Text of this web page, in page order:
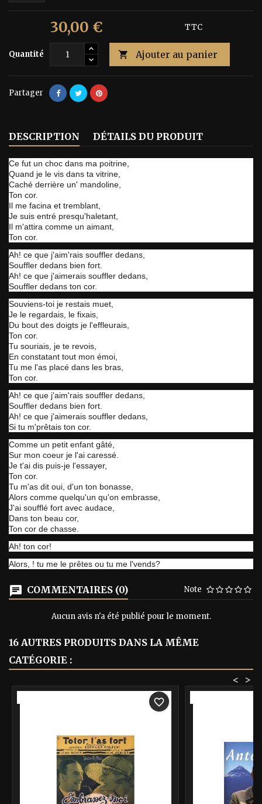
30,00 € TTC
Quantité  Ajouter au panier
Partager
DESCRIPTION DÉTAILS DU PRODUIT
Ce fut un choc dans ma poitrine,
Quand je le vis dans ta vitrine,
Caché derrière un' mandoline,
Ton cor.
Il me facina et tremblant,
Je suis entré presqu'haletant,
Il m'attira comme un aimant,
Ton cor.
Ah! ce que j'aim'rais souffler dedans,
Souffler dedans bien fort.
Ah! ce que j'aimerais souffler dedans,
Souffler dedans ton cor.
Souviens-toi je restais muet,
Je le regardais, le fixais,
Du bout des doigts je l'effleurais,
Ton cor.
Tu souriais, je te revois,
En constatant tout mon émoi,
Tu me l'as placé dans les bras,
Ton cor.
Ah! ce que j'aim'rais souffler dedans,
Souffler dedans bien fort.
Ah! ce que j'aimerais souffler dedans,
Si tu m'prêtais ton cor.
Comme un petit enfant gâté,
Sur mon coeur je l'ai caressé.
Je t'ai dis puis-je l'essayer,
Ton cor.
Tu m'as dit oui, d'un ton bonasse,
Alors comme quelqu'un qu'on embrasse,
J'ai soufflé fort avec audace,
Dans ton beau cor,
Ton cor de chasse.
Ah! ton cor!
Alors, ! tu me le prêtes ou tu me l'vends?
COMMENTAIRES (0) Note
Aucun avis n'a été publié pour le moment.
16 AUTRES PRODUITS DANS LA MÊME
CATÉGORIE :
>
<
favorite_border